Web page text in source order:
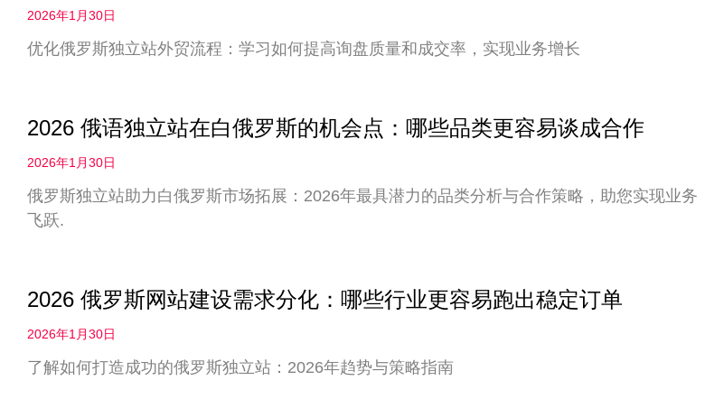
2026年1月30日
优化俄罗斯独立站外贸流程：学习如何提高询盘质量和成交率，实现业务增长
2026 俄语独立站在白俄罗斯的机会点：哪些品类更容易谈成合作
2026年1月30日
俄罗斯独立站助力白俄罗斯市场拓展：2026年最具潜力的品类分析与合作策略，助您实现业务
飞跃.
2026 俄罗斯网站建设需求分化：哪些行业更容易跑出稳定订单
2026年1月30日
了解如何打造成功的俄罗斯独立站：2026年趋势与策略指南